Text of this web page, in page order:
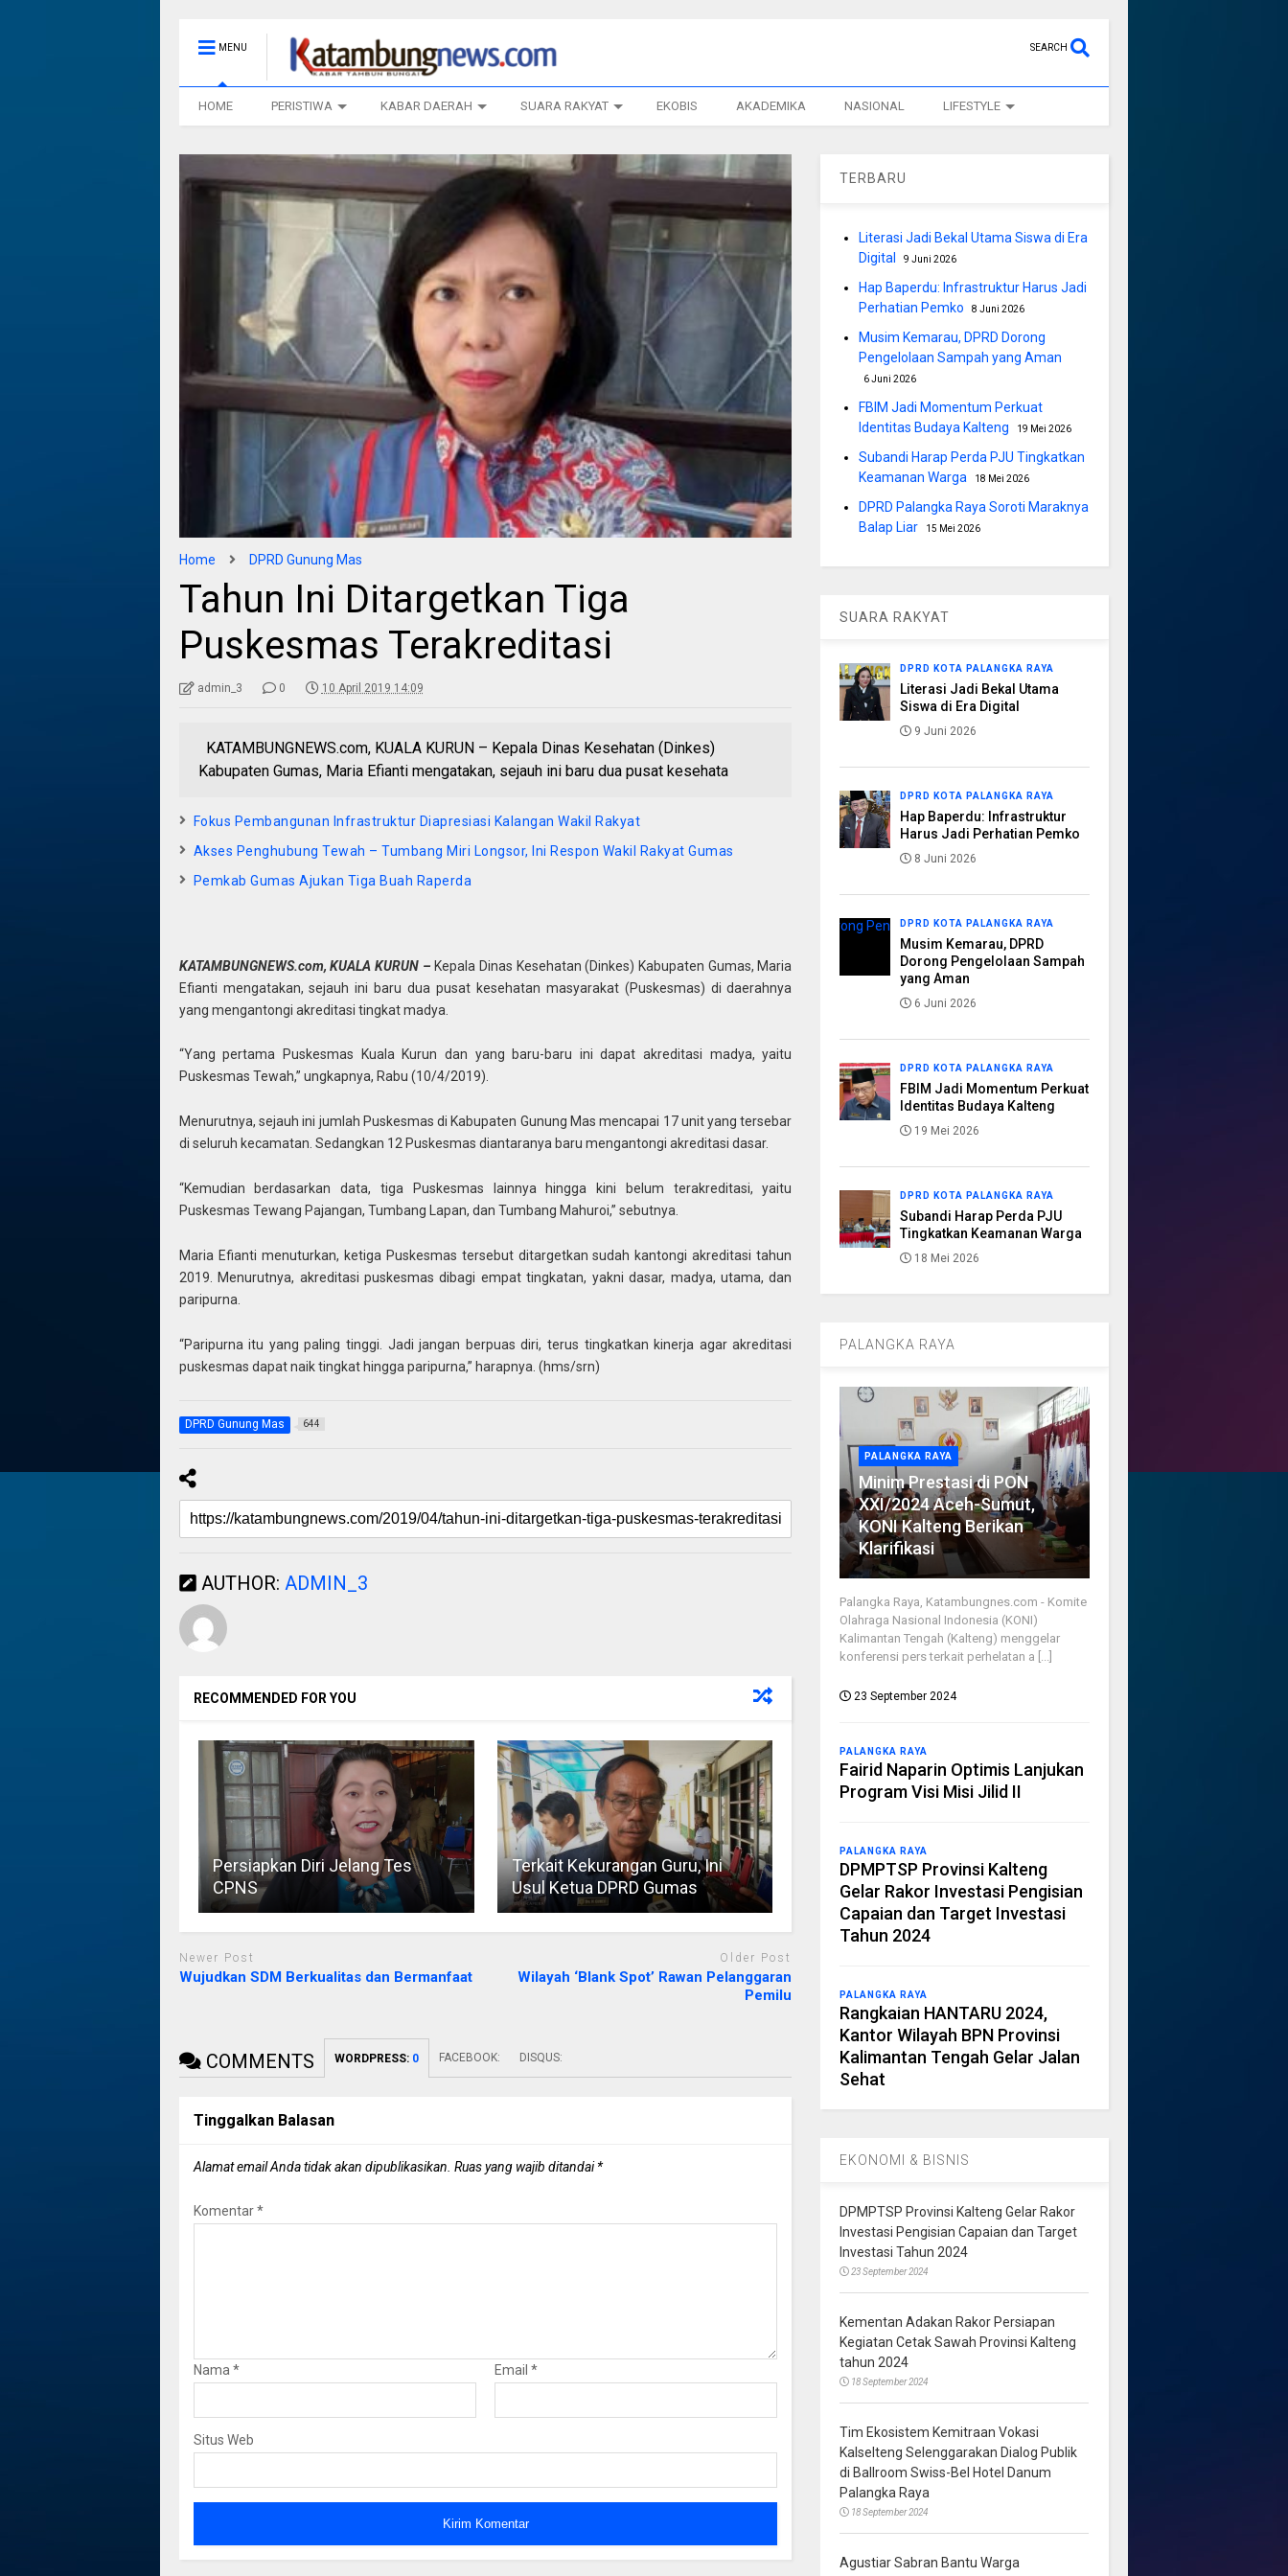
MENU SEARCH
HOME PERISTIWA KABAR DAERAH SUARA RAKYAT EKOBIS AKADEMIKA NASIONAL LIFESTYLE
Home DPRD Gunung Mas
Tahun Ini Ditargetkan Tiga
Puskesmas Terakreditasi
admin_3 0 10 April 2019 14:09
KATAMBUNGNEWS.com, KUALA KURUN – Kepala Dinas Kesehatan (Dinkes)
Kabupaten Gumas, Maria Efianti mengatakan, sejauh ini baru dua pusat kesehata
Fokus Pembangunan Infrastruktur Diapresiasi Kalangan Wakil Rakyat
Akses Penghubung Tewah – Tumbang Miri Longsor, Ini Respon Wakil Rakyat Gumas
Pemkab Gumas Ajukan Tiga Buah Raperda
KATAMBUNGNEWS.com, KUALA KURUN – Kepala Dinas Kesehatan (Dinkes) Kabupaten Gumas, Maria
Efianti mengatakan, sejauh ini baru dua pusat kesehatan masyarakat (Puskesmas) di daerahnya
yang mengantongi akreditasi tingkat madya.
“Yang pertama Puskesmas Kuala Kurun dan yang baru-baru ini dapat akreditasi madya, yaitu
Puskesmas Tewah,” ungkapnya, Rabu (10/4/2019).
Menurutnya, sejauh ini jumlah Puskesmas di Kabupaten Gunung Mas mencapai 17 unit yang tersebar
di seluruh kecamatan. Sedangkan 12 Puskesmas diantaranya baru mengantongi akreditasi dasar.
“Kemudian berdasarkan data, tiga Puskesmas lainnya hingga kini belum terakreditasi, yaitu
Puskesmas Tewang Pajangan, Tumbang Lapan, dan Tumbang Mahuroi,” sebutnya.
Maria Efianti menuturkan, ketiga Puskesmas tersebut ditargetkan sudah kantongi akreditasi tahun
2019. Menurutnya, akreditasi puskesmas dibagi empat tingkatan, yakni dasar, madya, utama, dan
paripurna.
“Paripurna itu yang paling tinggi. Jadi jangan berpuas diri, terus tingkatkan kinerja agar akreditasi
puskesmas dapat naik tingkat hingga paripurna,” harapnya. (hms/srn)
DPRD Gunung Mas 644
AUTHOR: ADMIN_3
RECOMMENDED FOR YOU
Persiapkan Diri Jelang Tes
CPNS
Terkait Kekurangan Guru, Ini
Usul Ketua DPRD Gumas
Newer Post
Wujudkan SDM Berkualitas dan Bermanfaat
Older Post
Wilayah ‘Blank Spot’ Rawan Pelanggaran
Pemilu
COMMENTS WORDPRESS: 0 FACEBOOK: DISQUS:
Tinggalkan Balasan
Alamat email Anda tidak akan dipublikasikan. Ruas yang wajib ditandai*
Komentar*
Nama * Email *
Situs Web
TERBARU
Literasi Jadi Bekal Utama Siswa di Era
Digital
9 Juni 2026
Hap Baperdu: Infrastruktur Harus Jadi
Perhatian Pemko
8 Juni 2026
Musim Kemarau, DPRD Dorong
Pengelolaan Sampah yang Aman
6 Juni 2026
FBIM Jadi Momentum Perkuat
Identitas Budaya Kalteng
19 Mei 2026
Subandi Harap Perda PJU Tingkatkan
Keamanan Warga
18 Mei 2026
DPRD Palangka Raya Soroti Maraknya
Balap Liar
15 Mei 2026
SUARA RAKYAT
DPRD KOTA PALANGKA RAYA
Literasi Jadi Bekal Utama
Siswa di Era Digital
9 Juni 2026
DPRD KOTA PALANGKA RAYA
Hap Baperdu: Infrastruktur
Harus Jadi Perhatian Pemko
8 Juni 2026
DPRD KOTA PALANGKA RAYA
Musim Kemarau, DPRD
Dorong Pengelolaan Sampah
yang Aman
6 Juni 2026
DPRD KOTA PALANGKA RAYA
FBIM Jadi Momentum Perkuat
Identitas Budaya Kalteng
19 Mei 2026
DPRD KOTA PALANGKA RAYA
Subandi Harap Perda PJU
Tingkatkan Keamanan Warga
18 Mei 2026
PALANGKA RAYA
PALANGKA RAYA
Minim Prestasi di PON
XXI/2024 Aceh-Sumut,
KONI Kalteng Berikan
Klarifikasi
Palangka Raya, Katambungnes.com - Komite
Olahraga Nasional Indonesia (KONI)
Kalimantan Tengah (Kalteng) menggelar
konferensi pers terkait perhelatan a [...]
23 September 2024
PALANGKA RAYA
Fairid Naparin Optimis Lanjukan
Program Visi Misi Jilid II
PALANGKA RAYA
DPMPTSP Provinsi Kalteng
Gelar Rakor Investasi Pengisian
Capaian dan Target Investasi
Tahun 2024
PALANGKA RAYA
Rangkaian HANTARU 2024,
Kantor Wilayah BPN Provinsi
Kalimantan Tengah Gelar Jalan
Sehat
EKONOMI & BISNIS
DPMPTSP Provinsi Kalteng Gelar Rakor
Investasi Pengisian Capaian dan Target
Investasi Tahun 2024
23 September 2024
Kementan Adakan Rakor Persiapan
Kegiatan Cetak Sawah Provinsi Kalteng
tahun 2024
18 September 2024
Tim Ekosistem Kemitraan Vokasi
Kalselteng Selenggarakan Dialog Publik
di Ballroom Swiss-Bel Hotel Danum
Palangka Raya
18 September 2024
Agustiar Sabran Bantu Warga